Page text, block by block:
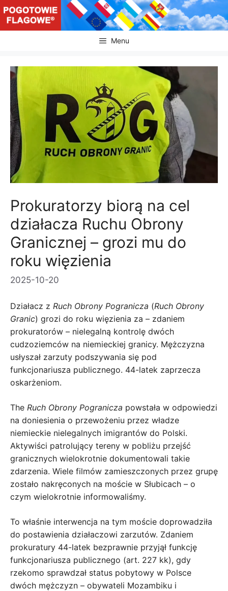
Przejdź
do
treści
Menu
Prokuratorzy biorą na cel
działacza Ruchu Obrony
Granicznej – grozi mu do
roku więzienia
2025-10-20
Działacz z Ruch Obrony Pogranicza (Ruch Obrony
Granic) grozi do roku więzienia za – zdaniem
prokuratorów – nielegalną kontrolę dwóch
cudzoziemców na niemieckiej granicy. Mężczyzna
usłyszał zarzuty podszywania się pod
funkcjonariusza publicznego. 44-latek zaprzecza
oskarżeniom.
The Ruch Obrony Pogranicza powstała w odpowiedzi
na doniesienia o przewożeniu przez władze
niemieckie nielegalnych imigrantów do Polski.
Aktywiści patrolujący tereny w pobliżu przejść
granicznych wielokrotnie dokumentowali takie
zdarzenia. Wiele filmów zamieszczonych przez grupę
zostało nakręconych na moście w Słubicach – o
czym wielokrotnie informowaliśmy.
To właśnie interwencja na tym moście doprowadziła
do postawienia działaczowi zarzutów. Zdaniem
prokuratury 44-latek bezprawnie przyjął funkcję
funkcjonariusza publicznego (art. 227 kk), gdy
rzekomo sprawdzał status pobytowy w Polsce
dwóch mężczyzn – obywateli Mozambiku i